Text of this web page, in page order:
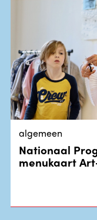
algemeen
Nationaal
menukaart